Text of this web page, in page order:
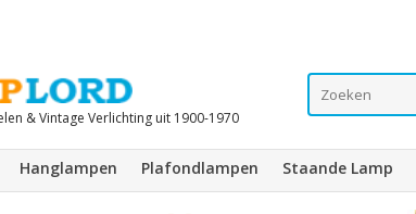
& Vintage Verlichting uit 1900-1970
Hanglampen Plafondlampen Staande Lamp